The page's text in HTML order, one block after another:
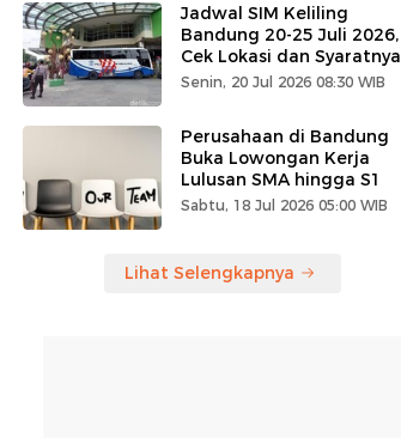
Jadwal SIM Keliling
Bandung 20-25 Juli 2026,
Cek Lokasi dan Syaratnya
Senin, 20 Jul 2026 08:30 WIB
Perusahaan di Bandung
Buka Lowongan Kerja
Lulusan SMA hingga S1
Sabtu, 18 Jul 2026 05:00 WIB
Lihat Selengkapnya